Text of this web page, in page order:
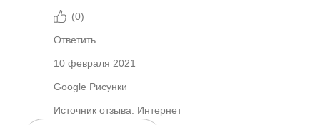
(0)
Ответить
10 февраля 2021
Google Рисунки
Источник отзыва: Интернет